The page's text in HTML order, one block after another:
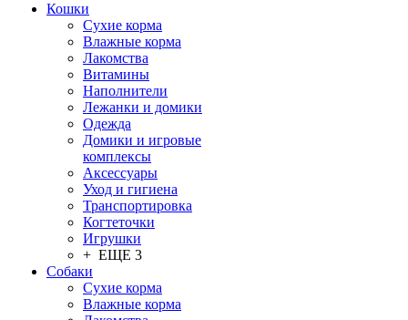
Кошки
Сухие корма
Влажные корма
Лакомства
Витамины
Наполнители
Лежанки и домики
Одежда
Домики и игровые
комплексы
Аксессуары
Уход и гигиена
Транспортировка
Когтеточки
Игрушки
+ ЕЩЕ 3
Собаки
Сухие корма
Влажные корма